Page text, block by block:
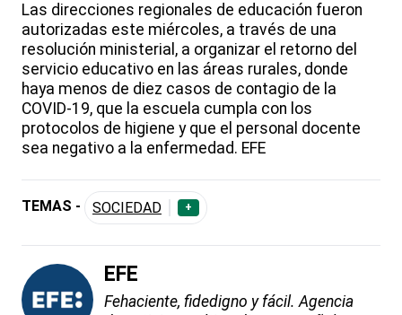
Las direcciones regionales de educación fueron
autorizadas este miércoles, a través de una
resolución ministerial, a organizar el retorno del
servicio educativo en las áreas rurales, donde
haya menos de diez casos de contagio de la
COVID-19, que la escuela cumpla con los
protocolos de higiene y que el personal docente
sea negativo a la enfermedad. EFE
TEMAS - SOCIEDAD +
EFE
Fehaciente, fidedigno y fácil. Agencia